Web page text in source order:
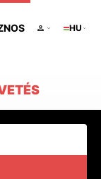
HU